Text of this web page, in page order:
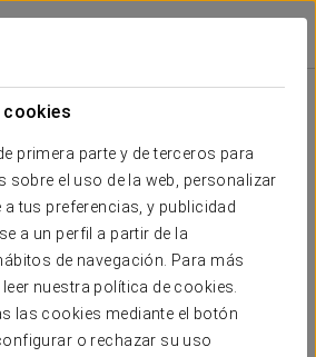
primera parte y de terceros para
sobre el uso de la web, personalizar
a tus preferencias, y publicidad
a un perfil a partir de la
de navegación. Para más
nuestra política de cookies.
las cookies mediante el botón
o rechazar su uso